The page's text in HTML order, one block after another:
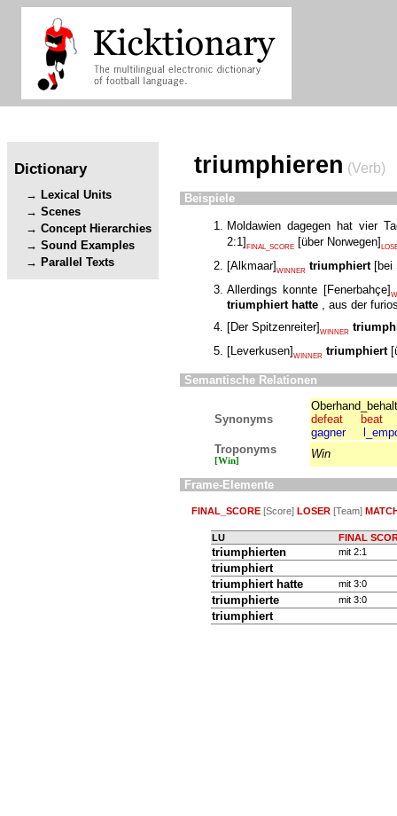
Dictionary
Lexical Units
Scenes
Concept Hierarchies
Sound Examples
Parallel Texts
triumphieren (Verb)
Beispiele
Moldawien dagegen hat vier
2:1]FINAL_SCORE [über Norwegen]
[Alkmaar]WINNER triumphiert [bei
Allerdings konnte [Fenerbahçe]
triumphiert hatte , aus der
[Der Spitzenreiter]WINNER
[Leverkusen]WINNER triumphiert [
Semantische Relationen
Synonyms
defeat
beat
gagner
Troponyms
[Win]
Win
Frame-Elemente
FINAL_SCORE [Score] LOSER [Team]
LU FINAL
triumphierten mit 2:1
triumphiert
triumphiert hatte
mit 3:0
triumphierte mit 3:0
triumphiert